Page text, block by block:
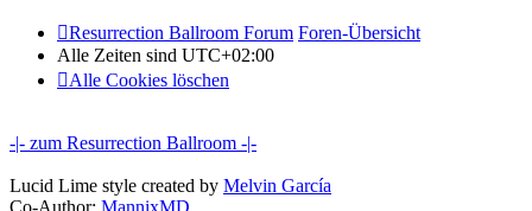
Resurrection Ballroom Forum Foren-Übersicht
Alle Zeiten sind UTC+02:00
Alle Cookies löschen
-|- zum Resurrection Ballroom -|-
Lucid Lime style created by Melvin García
Co-Author: MannixMD